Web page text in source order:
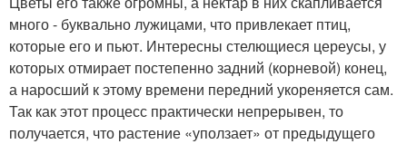
много - буквально лужицами, что привлекает птиц,
которые его и пьют. Интересны стелющиеся цереусы, у
которых отмирает постепенно задний (корневой) конец,
а наросший к этому времени передний укореняется сам.
Так как этот процесс практически непрерывен, то
получается, что растение «уползает» от предыдущего